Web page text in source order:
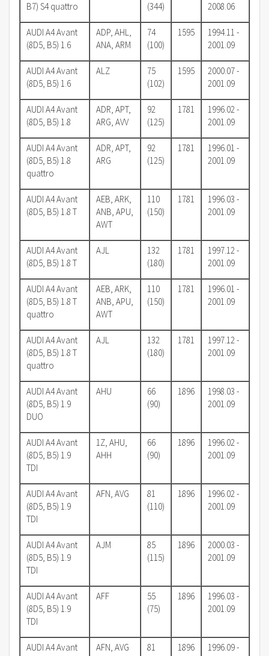
B7) S4 quattro
(344)
2008.06
AUDI A4 Avant
(8D5, B5) 1.6
ADP, AHL,
ANA, ARM
74
(100)
1595
1994.11 -
2001.09
AUDI A4 Avant
(8D5, B5) 1.6
ALZ
75
(102)
1595
2000.07 -
2001.09
AUDI A4 Avant
(8D5, B5) 1.8
ADR, APT,
ARG, AVV
92
(125)
1781
1996.02 -
2001.09
AUDI A4 Avant
(8D5, B5) 1.8
quattro
ADR, APT,
ARG
92
(125)
1781
1996.01 -
2001.09
AUDI A4 Avant
(8D5, B5) 1.8 T
AEB, ARK,
ANB, APU,
AWT
110
(150)
1781
1996.03 -
2001.09
AUDI A4 Avant
(8D5, B5) 1.8 T
AJL
132
(180)
1781
1997.12 -
2001.09
AUDI A4 Avant
(8D5, B5) 1.8 T
quattro
AEB, ARK,
ANB, APU,
AWT
110
(150)
1781
1996.01 -
2001.09
AUDI A4 Avant
(8D5, B5) 1.8 T
quattro
AJL
132
(180)
1781
1997.12 -
2001.09
AUDI A4 Avant
(8D5, B5) 1.9
DUO
AHU
66
(90)
1896
1998.03 -
2001.09
AUDI A4 Avant
(8D5, B5) 1.9
TDI
1Z, AHU,
AHH
66
(90)
1896
1996.02 -
2001.09
AUDI A4 Avant
(8D5, B5) 1.9
TDI
AFN, AVG
81
(110)
1896
1996.02 -
2001.09
AUDI A4 Avant
(8D5, B5) 1.9
TDI
AJM
85
(115)
1896
2000.03 -
2001.09
AUDI A4 Avant
(8D5, B5) 1.9
TDI
AFF
55
(75)
1896
1996.03 -
2001.09
AUDI A4 Avant
AFN, AVG
81
1896
1996.09 -